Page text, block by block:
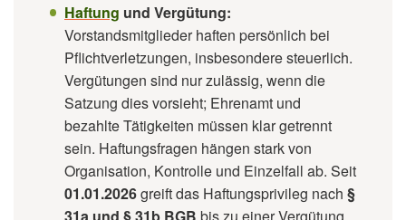
Haftung und Vergütung:
Vorstandsmitglieder haften persönlich bei
Pflichtverletzungen, insbesondere steuerlich.
Vergütungen sind nur zulässig, wenn die
Satzung dies vorsieht; Ehrenamt und
bezahlte Tätigkeiten müssen klar getrennt
sein. Haftungsfragen hängen stark von
Organisation, Kontrolle und Einzelfall ab. Seit
01.01.2026greift das Haftungsprivileg nach §
31a und § 31b BGB bis zu einer Vergütung